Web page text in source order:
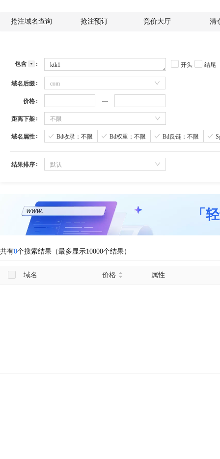
抢注域名查询 抢注预订 竞价大厅 清
包含 开头 结尾
域名后缀 com
价格
距离下架 不限
域名属性 Bd收录：不限 Bd权重：不限 Bd反链：不限
结果排序 默认
「
共有0个搜索结果（最多显示10000个结果）
域名 价格 属性